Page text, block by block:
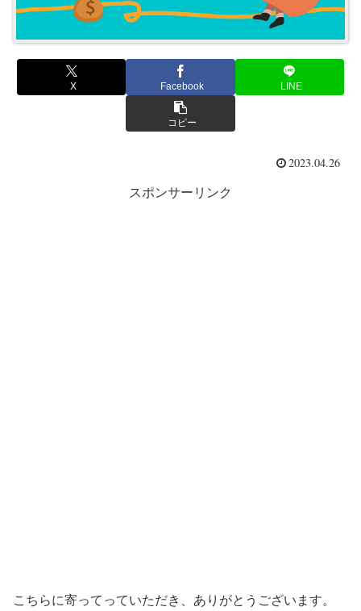
X Facebook LINE
コピー
2023.04.26
スポンサーリンク
こちらに寄ってっていただき、ありがとうございます。